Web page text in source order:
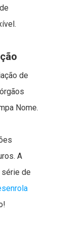
de
Nome.
A
série de